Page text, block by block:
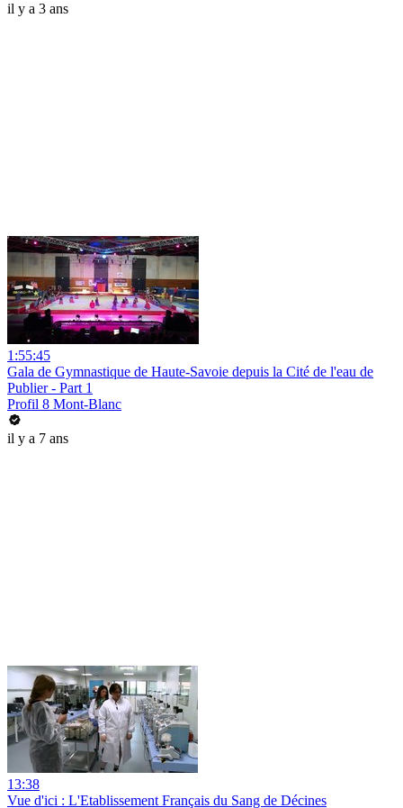
il y a 3 ans
1:55:45
Gala de Gymnastique de Haute-Savoie depuis la Cité de l'eau de
Publier - Part 1
Profil 8 Mont-Blanc
il y a 7 ans
13:38
Vue d'ici : L'Etablissement Français du Sang de Décines